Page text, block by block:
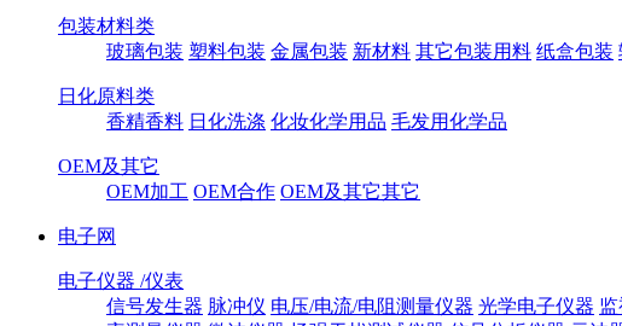
包装材料类
玻璃包装 塑料包装 金属包装 新材料 其它包装用料 纸盒包装
日化原料类
香精香料 日化洗涤 化妆化学用品 毛发用化学品
OEM及其它
OEM加工 OEM合作 OEM及其它其它
电子网
电子仪器 /仪表
信号发生器 脉冲仪 电压/电流/电阻测量仪器 光学电子仪器